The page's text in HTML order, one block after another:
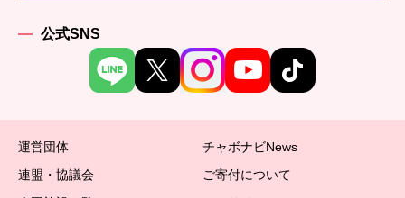
公式SNS
運営団体
チャボナビNews
連盟・協議会
ご寄付について